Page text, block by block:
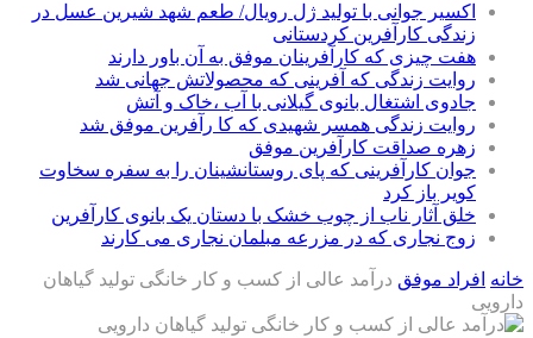
اکسیر جوانی با تولید ژل رویال/ طعم شهد شیرین عسل‌ در
زندگی کارآفرین کردستانی
هفت چیزی که کارآفرینان موفق به آن باور دارند
روایت زندگی که آفرینی که محصولاتش جهانی شد
جادوی اشتغال بانوی گیلانی با آب ،خاک و آتش
روایت زندگی همسر شهیدی که کا رآفرین موفق شد
زهره صداقت کارآفرین موفق
جوان کارآفرینی که پای روستانشینان را به سفره سخاوت
کویر باز کرد
خلق آثار ناب از چوب خشک با دستان یک بانوی کارآفرین
زوج نجاری که در مزرعه مبلمان نجاری می کارند
خانه افراد موفق درآمد عالی از کسب و کار خانگی تولید گیاهان
دارویی